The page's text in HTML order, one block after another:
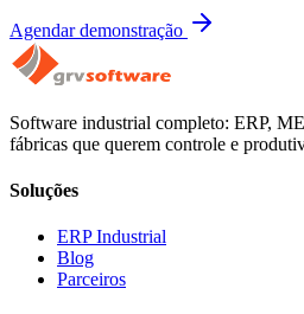
Agendar demonstração
Software industrial completo: ERP,
fábricas que querem controle e
Soluções
ERP Industrial
Blog
Parceiros